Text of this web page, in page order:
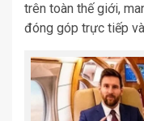
trên toàn thế giới,
đóng góp trực tiếp